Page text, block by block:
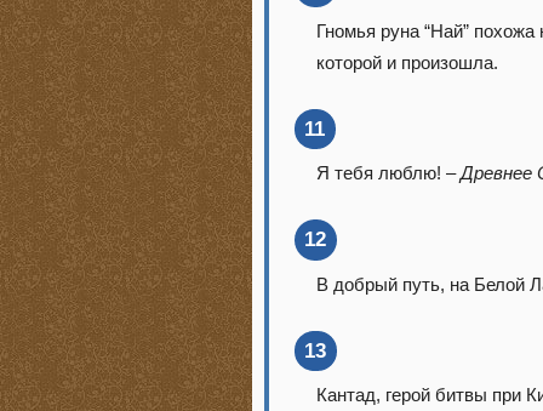
Гномья руна “Най”
которой и произошла.
11
Я тебя люблю! –Древнее
12
В добрый путь, на Белой
13
Кантад, герой битвы при